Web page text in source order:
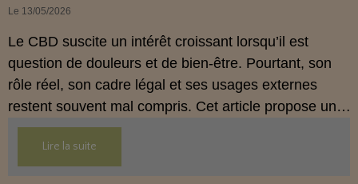
démarche de prévention, sans ingestion et sans
Le 13/05/2026
Le CBD suscite un intérêt croissant lorsqu’il est
question de douleurs et de bien‑être. Pourtant, son
rôle réel, son cadre légal et ses usages externes
restent souvent mal compris. Cet article propose une
mise au point claire, moderne et conforme à la
réglementation française de 2026, afin de mieux
comprendre comment le CBD s’intègre dans une
Lire la suite